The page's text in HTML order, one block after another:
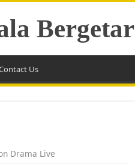
Bergetar
Us
Drama Live